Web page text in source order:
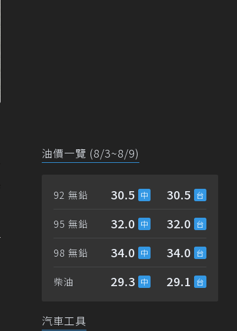
油價一覽 (8/3~8/9)
92 無鉛 30.5 30.5
95 無鉛 32.0 32.0
98 無鉛 34.0 34.0
柴油 29.3 29.1
汽車工具